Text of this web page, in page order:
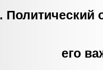
Политический
его